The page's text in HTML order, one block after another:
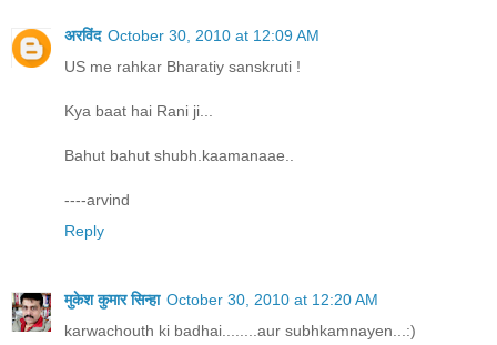
अरविंद October 30, 2010 at 12:09 AM
US me rahkar Bharatiy sanskruti !
Kya baat hai Rani ji...
Bahut bahut shubh.kaamanaae..
----arvind
Reply
मुकेश कुमार सिन्हा October 30, 2010 at 12:20 AM
karwachouth ki badhai........aur subhkamnayen...:)